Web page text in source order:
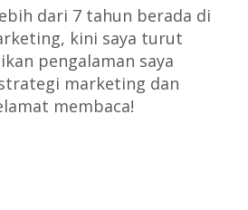
dari 7 tahun berada di
kini saya turut
pengalaman saya
marketing dan
membaca!